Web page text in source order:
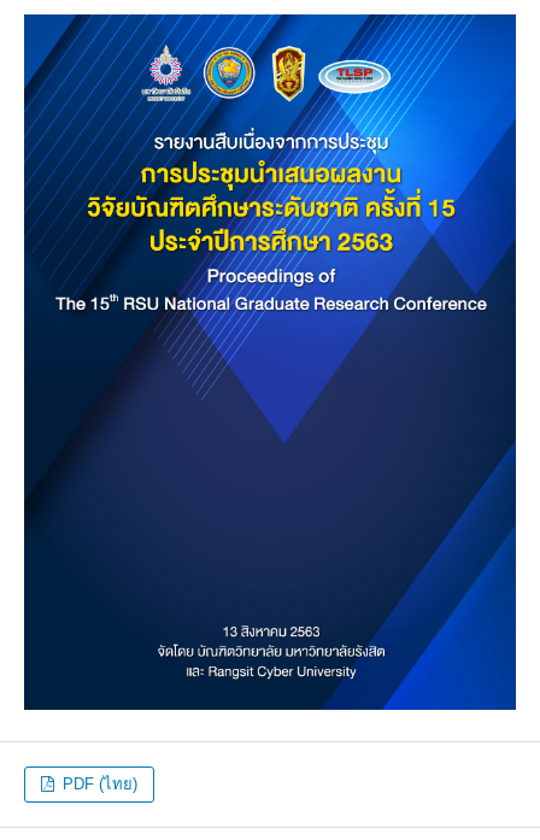
PDF (ไทย)